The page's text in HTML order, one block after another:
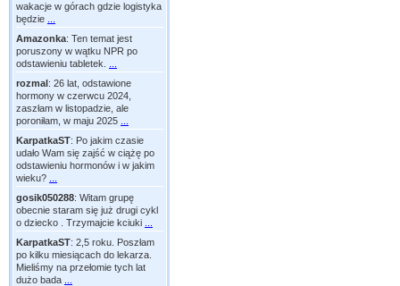
wakacje w górach gdzie logistyka
będzie
Amazonka: Ten temat jest
poruszony w wątku NPR po
odstawieniu tabletek.
rozmal: 26 lat, odstawione
hormony w czerwcu 2024,
zaszłam w listopadzie, ale
poroniłam, w maju 2025
KarpatkaST: Po jakim czasie
udało Wam się zajść w ciążę po
odstawieniu hormonów i w jakim
wieku?
gosik050288: Witam grupę
obecnie staram się już drugi cykl
o dziecko . Trzymajcie kciuki
KarpatkaST: 2,5 roku. Poszłam
po kilku miesiącach do lekarza.
Mieliśmy na przełomie tych lat
dużo bada